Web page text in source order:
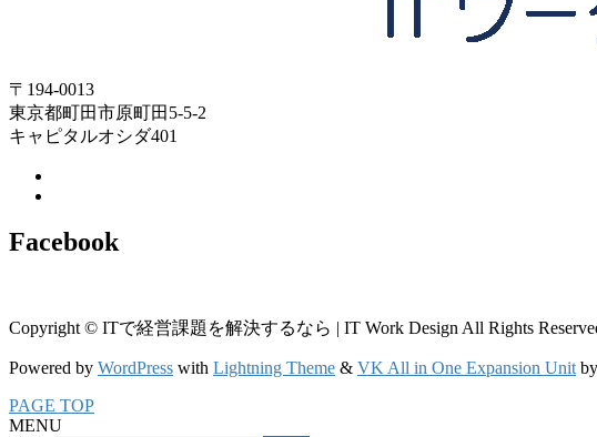
〒194-0013
東京都町田市原町田5-5-2
キャピタルオシダ401
Facebook
Copyright © ITで経営課題を解決するなら | IT Work Design All Rights
Powered by WordPress with Lightning Theme & VK All in One Expansion Unit by
PAGE TOP
MENU